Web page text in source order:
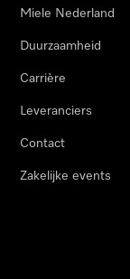
Miele Nederland
Duurzaamheid
Carrière
Leveranciers
Contact
Zakelijke events